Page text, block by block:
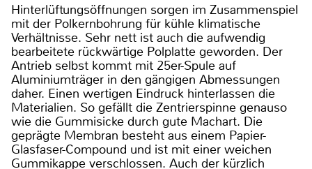
Hinterlüftungsöffnungen sorgen im Zusammenspiel
mit der Polkernbohrung für kühle klimatische
Verhältnisse. Sehr nett ist auch die aufwendig
bearbeitete rückwärtige Polplatte geworden. Der
Antrieb selbst kommt mit 25er-Spule auf
Aluminiumträger in den gängigen Abmessungen
daher. Einen wertigen Eindruck hinterlassen die
Materialien. So gefällt die Zentrierspinne genauso
wie die Gummisicke durch gute Machart. Die
geprägte Membran besteht aus einem Papier-
Glasfaser-Compound und ist mit einer weichen
Gummikappe verschlossen. Auch der kürzlich